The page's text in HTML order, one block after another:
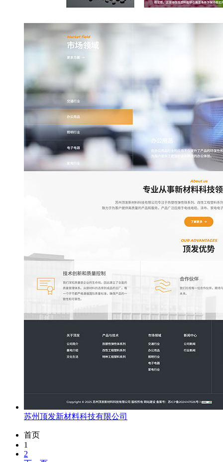
苏州顶发新材料科技有限公司
首页
1
2